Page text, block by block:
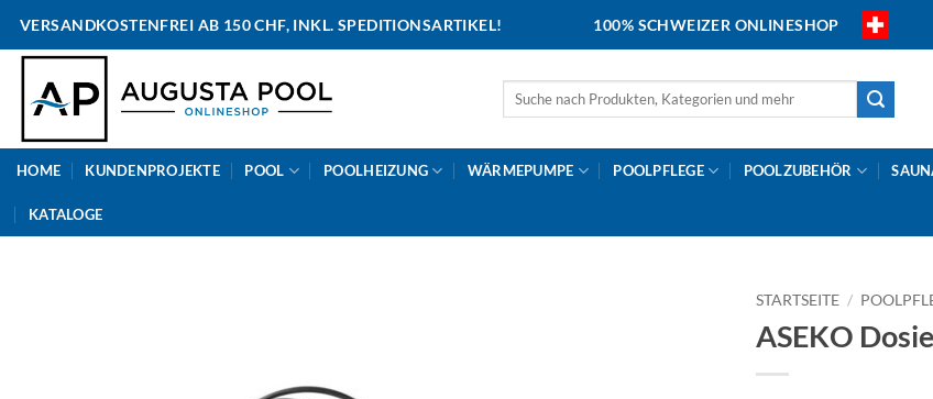
VERSANDKOSTENFREI AB 150 CHF, INKL. SPEDITIONSARTIKEL! 100% SCHWEIZER ONLINESHOP
Suche
HOME KUNDENPROJEKTE POOL POOLHEIZUNG WÄRMEPUMPE POOLPFLEGE POOLZUBEHÖR
KATALOGE
STARTSEITE /
ASEKO